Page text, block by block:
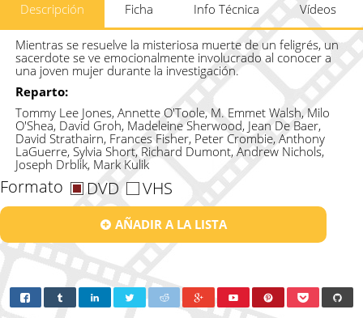
Descripción Ficha Info Técnica Vídeos
Mientras se resuelve la misteriosa muerte de un feligrés, un
sacerdote se ve emocionalmente involucrado al conocer a
una joven mujer durante la investigación.
Reparto:
Tommy Lee Jones, Annette O'Toole, M. Emmet Walsh, Milo
O'Shea, David Groh, Madeleine Sherwood, Jean De Baer,
David Strathairn, Frances Fisher, Peter Crombie, Anthony
LaGuerre, Sylvia Short, Richard Dumont, Andrew Nichols,
Joseph Drblik, Mark Kulik
Formato DVD VHS
AÑADIR A LA LISTA